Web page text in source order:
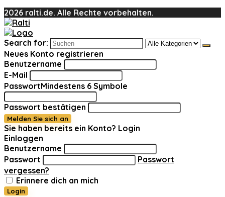
2026 ralti.de. Alle Rechte vorbehalten.
Search for:
Neues Konto registrieren
Benutzername
E-Mail
PasswortMindestens 6 Symbole
Passwort bestätigen
Melden Sie sich an
Sie haben bereits ein Konto? Login
Einloggen
Benutzername
Passwort
Passwort
vergessen?
Erinnere dich an mich
Login